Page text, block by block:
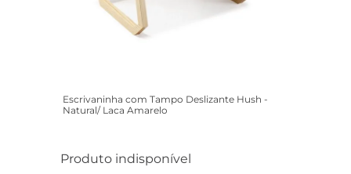
Escrivaninha com Tampo Deslizante Hush -
Natural/ Laca Amarelo
Produto indisponível